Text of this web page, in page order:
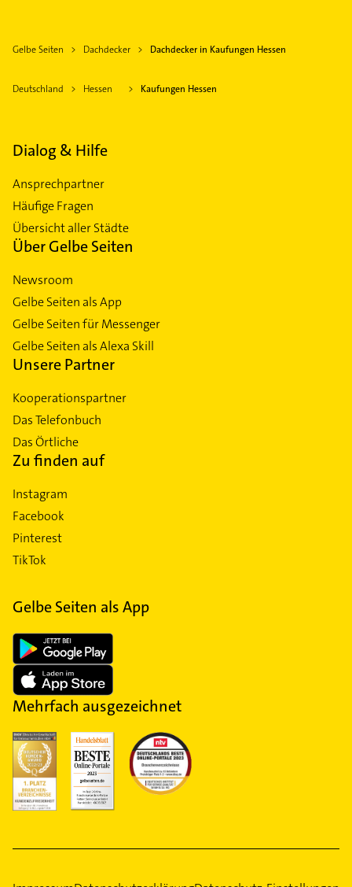
Gelbe Seiten Dachdecker Dachdecker in Kaufungen Hessen
Deutschland Hessen Kaufungen Hessen
Dialog & Hilfe
Ansprechpartner
Häufige Fragen
Übersicht aller Städte
Über Gelbe Seiten
Newsroom
Gelbe Seiten als App
Gelbe Seiten für Messenger
Gelbe Seiten als Alexa Skill
Unsere Partner
Kooperationspartner
Das Telefonbuch
Das Örtliche
Zu finden auf
Instagram
Facebook
Pinterest
TikTok
Gelbe Seiten als App
Mehrfach ausgezeichnet